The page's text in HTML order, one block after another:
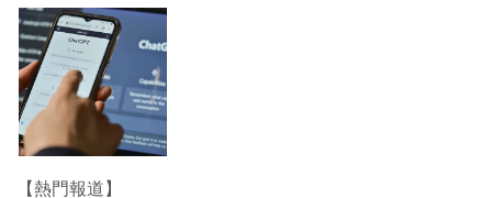
【熱門報道】